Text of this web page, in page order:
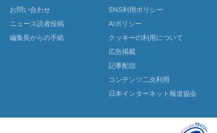
お問い合わせ
ニュース読者投稿
編集長からの手紙
SNS利用ポリシー
AIポリシー
クッキーの利用について
広告掲載
記事配信
コンテンツ二次利用
日本インターネット報道協会